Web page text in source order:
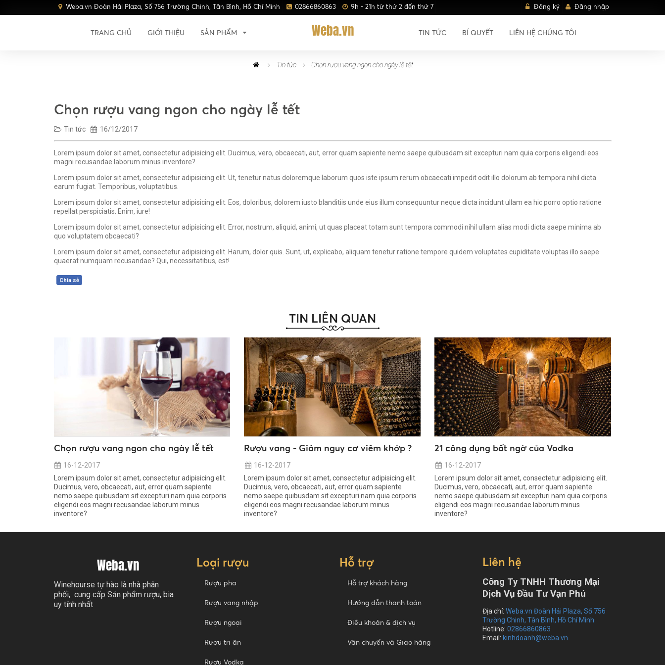
Weba.vn Đoàn Hải Plaza, Số 756 Trường Chinh, Tân Bình, Hồ Chí Minh 02866860863 9h - 21h từ thứ 2 đến thứ 7 Đăng ký Đăng nhập
TRANG CHỦ GIỚI THIỆU SẢN PHẨM Weba.vn TIN TỨC BÍ QUYẾT LIÊN HỆ CHÚNG TÔI
Tin tức Chọn rượu vang ngon cho ngày lễ tết
Chọn rượu vang ngon cho ngày lễ tết
Tin tức 16/12/2017
Lorem ipsum dolor sit amet, consectetur adipisicing elit. Ducimus, vero, obcaecati, aut, error quam sapiente nemo saepe quibusdam sit excepturi nam quia corporis eligendi eos
magni recusandae laborum minus inventore?
Lorem ipsum dolor sit amet, consectetur adipisicing elit. Ut, tenetur natus doloremque laborum quos iste ipsum rerum obcaecati impedit odit illo dolorum ab tempora nihil dicta
earum fugiat. Temporibus, voluptatibus.
Lorem ipsum dolor sit amet, consectetur adipisicing elit. Eos, doloribus, dolorem iusto blanditiis unde eius illum consequuntur neque dicta incidunt ullam ea hic porro optio ratione
repellat perspiciatis. Enim, iure!
Lorem ipsum dolor sit amet, consectetur adipisicing elit. Error, nostrum, aliquid, animi, ut quas placeat totam sunt tempora commodi nihil ullam alias modi dicta saepe minima ab
quo voluptatem obcaecati?
Lorem ipsum dolor sit amet, consectetur adipisicing elit. Harum, dolor quis. Sunt, ut, explicabo, aliquam tenetur ratione tempore quidem voluptates cupiditate voluptas illo saepe
quaerat numquam recusandae? Qui, necessitatibus, est!
Chia sẻ
TIN LIÊN QUAN
Chọn rượu vang ngon cho ngày lễ tết
16-12-2017
Lorem ipsum dolor sit amet, consectetur adipisicing elit.
Ducimus, vero, obcaecati, aut, error quam sapiente
nemo saepe quibusdam sit excepturi nam quia corporis
eligendi eos magni recusandae laborum minus
inventore?
Rượu vang - Giảm nguy cơ viêm khớp ?
16-12-2017
Lorem ipsum dolor sit amet, consectetur adipisicing elit.
Ducimus, vero, obcaecati, aut, error quam sapiente
nemo saepe quibusdam sit excepturi nam quia corporis
eligendi eos magni recusandae laborum minus
inventore?
21 công dụng bất ngờ của Vodka
16-12-2017
Lorem ipsum dolor sit amet, consectetur adipisicing elit.
Ducimus, vero, obcaecati, aut, error quam sapiente
nemo saepe quibusdam sit excepturi nam quia corporis
eligendi eos magni recusandae laborum minus
inventore?
Weba.vn
Winehourse tự hào là nhà phân
phối, cung cấp Sản phẩm rượu, bia
uy tính nhất
Loại rượu
Rượu pha
Rượu vang nhập
Rượu ngoại
Rượu tri ân
Rượu Vodka
Hỗ trợ
Hỗ trợ khách hàng
Hướng dẫn thanh toán
Điều khoản & dịch vụ
Vận chuyển và Giao hàng
Liên hệ
Công Ty TNHH Thương Mại
Dịch Vụ Đầu Tư Vạn Phú
Địa chỉ: Weba.vn Đoàn Hải Plaza, Số 756
Trường Chinh, Tân Bình, Hồ Chí Minh
Hotline: 02866860863
Email: kinhdoanh@weba.vn